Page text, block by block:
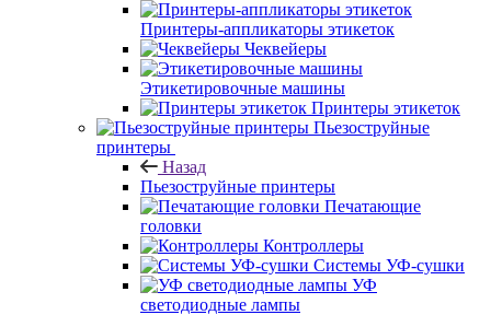
Принтеры-аппликаторы этикеток
Чеквейеры
Этикетировочные машины
Принтеры этикеток
Пьезоструйные
принтеры
Назад
Пьезоструйные принтеры
Печатающие
головки
Контроллеры
Системы УФ-сушки
УФ
светодиодные лампы